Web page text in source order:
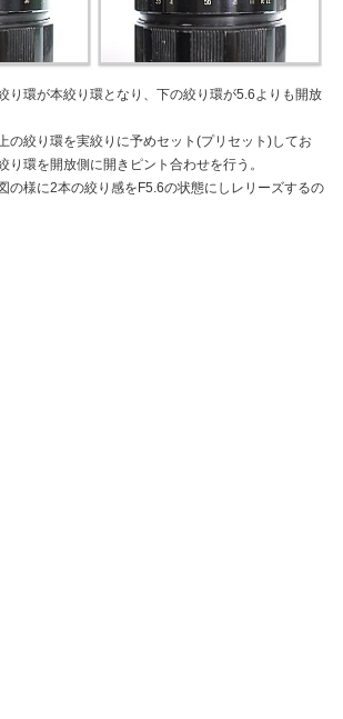
り環が本絞り環となり、下の絞り環が5.6よりも開放
の絞り環を実絞りに予めセット(プリセット)してお
り環を開放側に開きピント合わせを行う。
の様に2本の絞り感をF5.6の状態にしレリーズするの